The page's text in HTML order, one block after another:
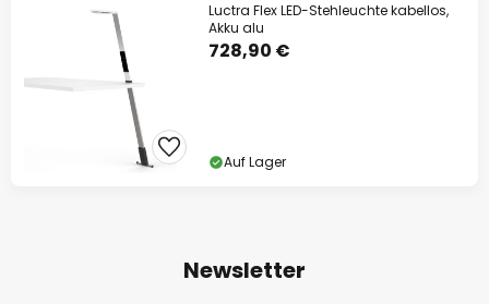
Luctra Flex LED-Stehleuchte kabellos,
Akku alu
728,90 €
Auf Lager
Newsletter